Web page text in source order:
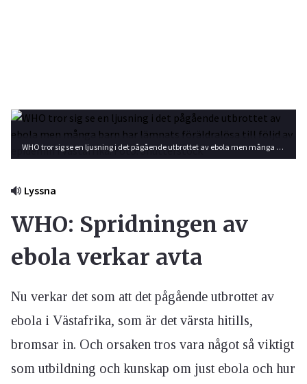
WHO tror sig se en ljusning i det pågående utbrottet av ebola men många barn har lämnats föräldralösa till följd av epidemin i Västafrika. Foto: Shutterstock
Lyssna
WHO: Spridningen av
ebola verkar avta
Nu verkar det som att det pågående utbrottet av
ebola i Västafrika, som är det värsta hitills,
bromsar in. Och orsaken tros vara något så viktigt
som utbildning och kunskap om just ebola och hur